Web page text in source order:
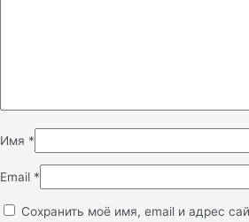
Имя *
Email *
Сохранить моё имя, email и адрес